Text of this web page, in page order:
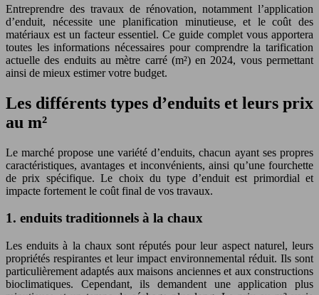
Entreprendre des travaux de rénovation, notamment l’application
d’enduit, nécessite une planification minutieuse, et le coût des
matériaux est un facteur essentiel. Ce guide complet vous apportera
toutes les informations nécessaires pour comprendre la tarification
actuelle des enduits au mètre carré (m²) en 2024, vous permettant
ainsi de mieux estimer votre budget.
Les différents types d’enduits et leurs prix
au m²
Le marché propose une variété d’enduits, chacun ayant ses propres
caractéristiques, avantages et inconvénients, ainsi qu’une fourchette
de prix spécifique. Le choix du type d’enduit est primordial et
impacte fortement le coût final de vos travaux.
1. enduits traditionnels à la chaux
Les enduits à la chaux sont réputés pour leur aspect naturel, leurs
propriétés respirantes et leur impact environnemental réduit. Ils sont
particulièrement adaptés aux maisons anciennes et aux constructions
bioclimatiques. Cependant, ils demandent une application plus